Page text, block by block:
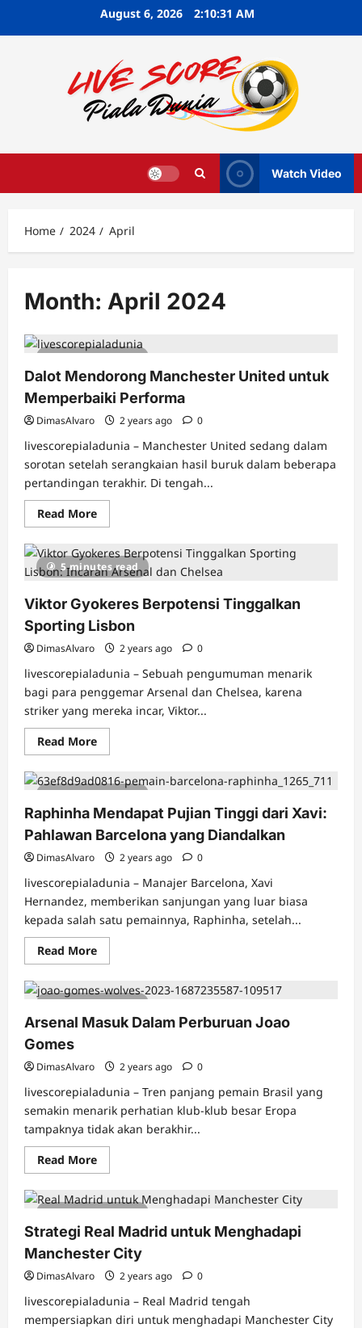
August 6, 2026 2:10:31 AM
Watch Video
Home 2024 April
Month: April 2024
5 minutes read
Dalot Mendorong Manchester United untuk
Memperbaiki Performa
DimasAlvaro 2 years ago 0
livescorepialadunia – Manchester United sedang dalam
sorotan setelah serangkaian hasil buruk dalam beberapa
pertandingan terakhir. Di tengah...
Read MoreRead
more
Dalot
Mendorong
Manchester
United
Memperbaiki
Performa
5 minutes read
Viktor Gyokeres Berpotensi Tinggalkan
Sporting Lisbon
DimasAlvaro 2 years ago 0
livescorepialadunia – Sebuah pengumuman menarik
bagi para penggemar Arsenal dan Chelsea, karena
striker yang mereka incar, Viktor...
Read MoreRead
more
Viktor
Gyokeres
Tinggalkan
Sporting
Lisbon
4 minutes read
Raphinha Mendapat Pujian Tinggi dari Xavi:
Pahlawan Barcelona yang Diandalkan
DimasAlvaro 2 years ago 0
livescorepialadunia – Manajer Barcelona, Xavi
Hernandez, memberikan sanjungan yang luar biasa
kepada salah satu pemainnya, Raphinha, setelah...
Read MoreRead
more
Raphinha
Mendapat
Tinggi
dari
Barcelona
yang
Diandalkan
5 minutes read
Arsenal Masuk Dalam Perburuan Joao
Gomes
DimasAlvaro 2 years ago 0
livescorepialadunia – Tren panjang pemain Brasil yang
semakin menarik perhatian klub-klub besar Eropa
tampaknya tidak akan berakhir...
Read MoreRead
more
Arsenal
Masuk
Perburuan
Joao
Gomes
5 minutes read
Strategi Real Madrid untuk Menghadapi
Manchester City
DimasAlvaro 2 years ago 0
livescorepialadunia – Real Madrid tengah
mempersiapkan diri untuk menghadapi Manchester City